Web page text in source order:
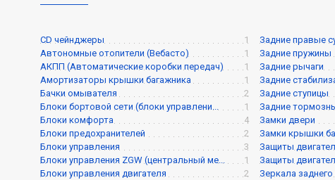
CD чейнджеры
1
Автономные отопители (Вебасто)
1
АКПП (Автоматические коробки передач)
1
Амортизаторы крышки багажника
1
Бачки омывателя
2
Блоки бортовой сети (блоки управлени...
1
Блоки комфорта
4
Блоки предохранителей
2
Блоки управления
3
Блоки управления ZGW (центральный ме...
1
Блоки управления двигателя
2
Задние правые
Задние пружины
Задние рычаги
Задние
Задние ступицы
Задние
Замки двери
Замки крышки
Защиты
Защиты
Зеркала